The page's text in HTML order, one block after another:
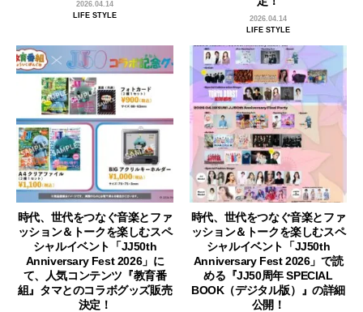
2026.04.14
LIFE STYLE
2026.04.14
LIFE STYLE
時代、世代をつなぐ音楽とファ
ッション＆トークを楽しむスペ
シャルイベント「JJ50th
Anniversary Fest 2026」に
て、人気コンテンツ『教育番
組』タマとのコラボグッズ販売
決定！
時代、世代をつなぐ音楽とファ
ッション＆トークを楽しむスペ
シャルイベント「JJ50th
Anniversary Fest 2026」で読
める『JJ50周年 SPECIAL
BOOK（デジタル版）』の詳細
公開！